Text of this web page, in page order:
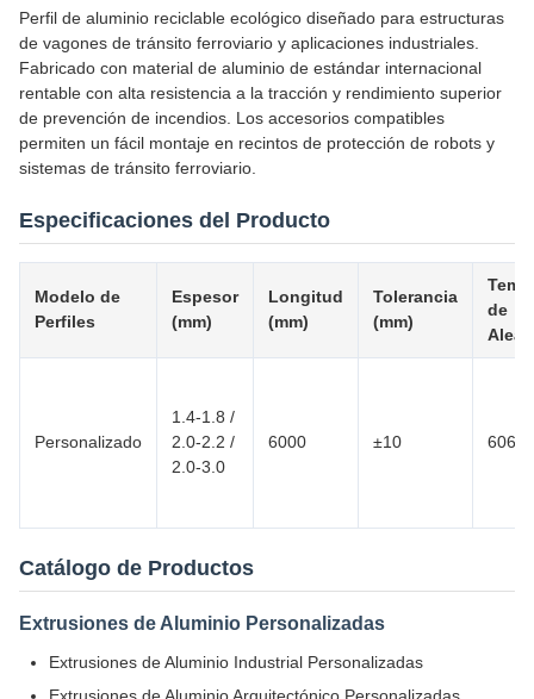
Perfil de aluminio reciclable ecológico diseñado para estructuras
de vagones de tránsito ferroviario y aplicaciones industriales.
Fabricado con material de aluminio de estándar internacional
rentable con alta resistencia a la tracción y rendimiento superior
de prevención de incendios. Los accesorios compatibles
permiten un fácil montaje en recintos de protección de robots y
sistemas de tránsito ferroviario.
Especificaciones del Producto
Modelo de
Perfiles
Espesor
(mm)
Longitud
(mm)
Tolerancia
(mm)
de
Personalizado
1.4-1.8 /
2.0-2.2 /
2.0-3.0
6000 ±10 6063
Catálogo de Productos
Extrusiones de Aluminio Personalizadas
Extrusiones de Aluminio Industrial Personalizadas